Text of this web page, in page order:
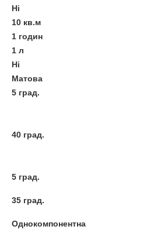
Ні
10 кв.м
1 годин
1 л
Ні
Матова
5 град.
40 град.
5 град.
35 град.
Однокомпонентна